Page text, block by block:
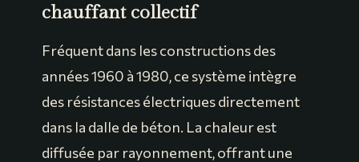
chauffant collectif
Fréquent dans les constructions des
années 1960 à 1980, ce système intègre
des résistances électriques directement
dans la dalle de béton. La chaleur est
diffusée par rayonnement, offrant une